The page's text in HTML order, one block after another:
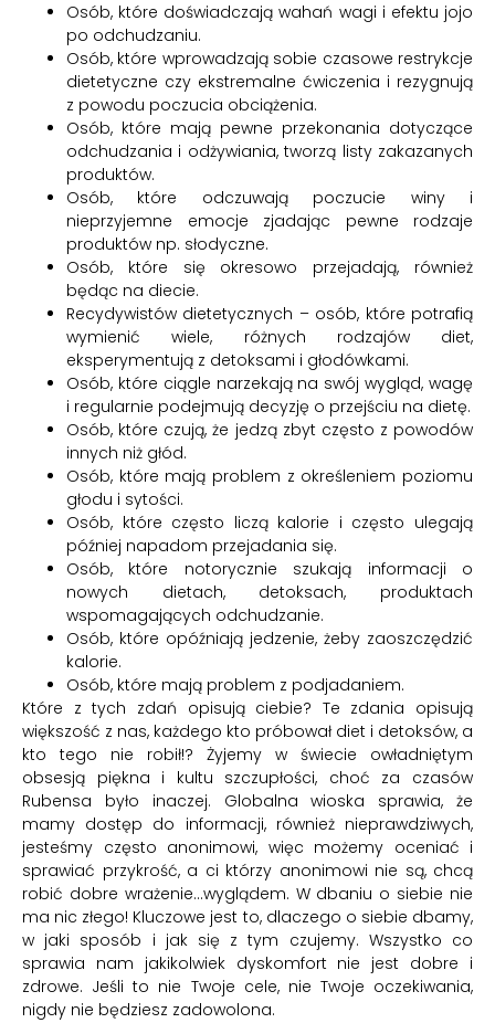
Osób, które doświadczają wahań wagi i efektu jojo
po odchudzaniu.
Osób, które wprowadzają sobie czasowe restrykcje
dietetyczne czy ekstremalne ćwiczenia i rezygnują
z powodu poczucia obciążenia.
Osób, które mają pewne przekonania dotyczące
odchudzania i odżywiania, tworzą listy zakazanych
produktów.
Osób, które odczuwają poczucie winy i
nieprzyjemne emocje zjadając pewne rodzaje
produktów np. słodyczne.
Osób, które się okresowo przejadają, również
będąc na diecie.
Recydywistów dietetycznych – osób, które potrafią
wymienić wiele, różnych rodzajów diet,
eksperymentują z detoksami i głodówkami.
Osób, które ciągle narzekają na swój wygląd, wagę
i regularnie podejmują decyzję o przejściu na dietę.
Osób, które czują, że jedzą zbyt często z powodów
innych niż głód.
Osób, które mają problem z określeniem poziomu
głodu i sytości.
Osób, które często liczą kalorie i często ulegają
później napadom przejadania się.
Osób, które notorycznie szukają informacji o
nowych dietach, detoksach, produktach
wspomagających odchudzanie.
Osób, które opóźniają jedzenie, żeby zaoszczędzić
kalorie.
Osób, które mają problem z podjadaniem.
Które z tych zdań opisują ciebie? Te zdania opisują
większość z nas, każdego kto próbował diet i detoksów, a
kto tego nie robił!? Żyjemy w świecie owładniętym
obsesją piękna i kultu szczupłości, choć za czasów
Rubensa było inaczej. Globalna wioska sprawia, że
mamy dostęp do informacji, również nieprawdziwych,
jesteśmy często anonimowi, więc możemy oceniać i
sprawiać przykrość, a ci którzy anonimowi nie są, chcą
robić dobre wrażenie…wyglądem. W dbaniu o siebie nie
ma nic złego! Kluczowe jest to, dlaczego o siebie dbamy,
w jaki sposób i jak się z tym czujemy. Wszystko co
sprawia nam jakikolwiek dyskomfort nie jest dobre i
zdrowe. Jeśli to nie Twoje cele, nie Twoje oczekiwania,
nigdy nie będziesz zadowolona.